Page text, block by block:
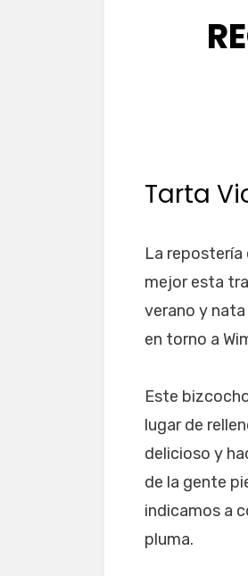
Tarta
La repostería
mejor esta
verano y
en torno a
Este
lugar de
delicioso y
de la gente
indicamos a
pluma.